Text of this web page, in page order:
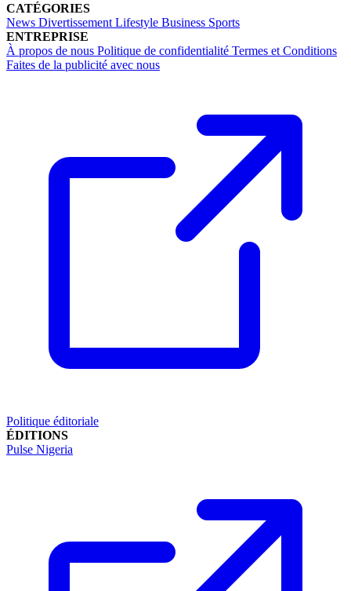
CATÉGORIES
News Divertissement Lifestyle Business Sports
ENTREPRISE
À propos de nous Politique de confidentialité Termes et Conditions
Faites de la publicité avec nous
Politique éditoriale
ÉDITIONS
Pulse Nigeria